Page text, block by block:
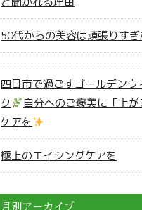
50代からの美容は頑張りす
四日市で過ごすゴールデンウ
ク
自分へのご褒美に「上が
ケアを
極上のエイシングケアを
月別アーカイブ